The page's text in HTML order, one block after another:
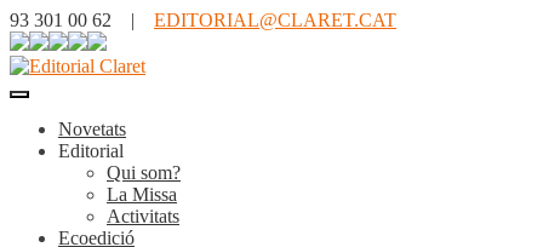
93 301 00 62 | EDITORIAL@CLARET.CAT
Novetats
Editorial
Qui som?
La Missa
Activitats
Ecoedició